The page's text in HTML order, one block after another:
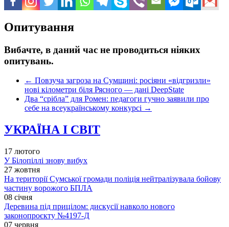
Опитування
Вибачте, в даний час не проводиться ніяких
опитувань.
← Повзуча загроза на Сумщині: росіяни «відгризли»
нові кілометри біля Рясного — дані DeepState
Два “срібла” для Ромен: педагоги гучно заявили про
себе на всеукраїнському конкурсі →
УКРАЇНА І СВІТ
17 лютого
У Білопіллі знову вибух
27 жовтня
На території Сумської громади поліція нейтралізувала бойову
частину ворожого БПЛА
08 січня
Деревина під прицілом: дискусії навколо нового
законопроєкту №4197-Д
07 червня